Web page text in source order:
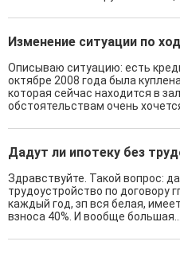
Изменение ситуации по
Описываю ситуацию: есть
октябре 2008 года была
которая сейчас находится в
обстоятельствам очень
Дадут ли ипотеку без
Здравствуйте. Такой вопрос:
трудоустройство по договору
каждый год, зп вся белая,
взноса 40%. И вообще большая...